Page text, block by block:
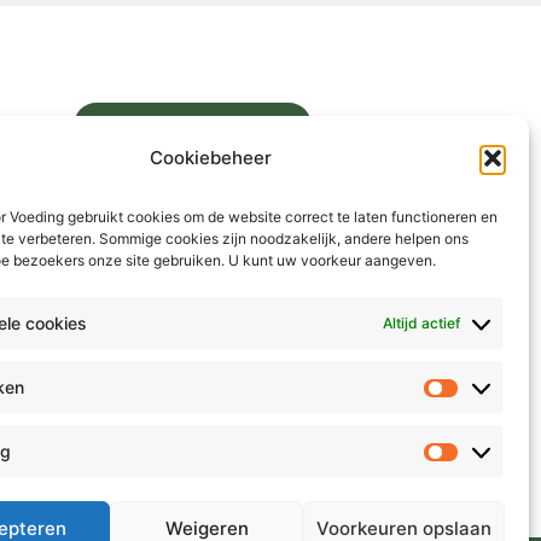
Cookiebeheer
Voeding gebruikt cookies om de website correct te laten functioneren en
verbeteren. Sommige cookies zijn noodzakelijk, andere helpen ons
bezoekers onze site gebruiken. U kunt uw voorkeur aangeven.
cookies Altijd actief
Marketing
Weigeren Voorkeuren opslaan
Kom In Contact
Gevestigd in Warnsveld – online
beschikbaar voor heel Nederland
kompasvoorvrouwen.nl →